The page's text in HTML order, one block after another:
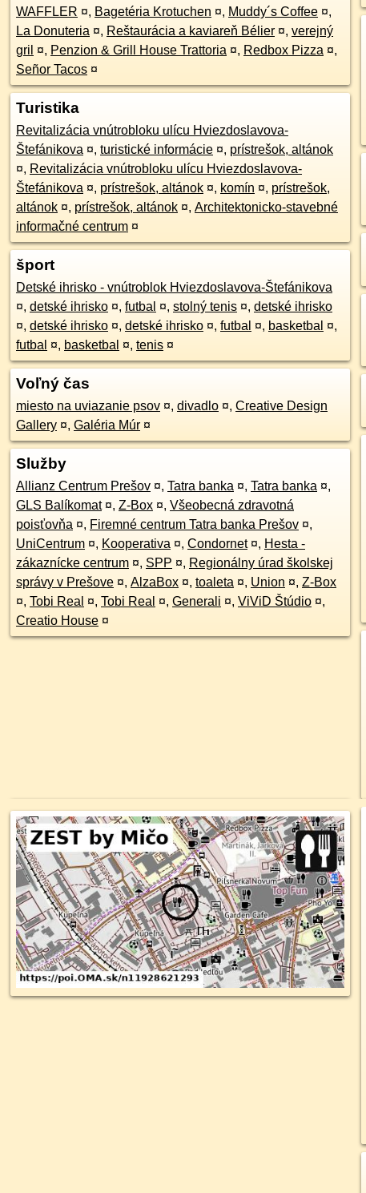
WAFFLER ¤, Bagetéria Krotuchen ¤, Muddy´s Coffee ¤,
La Donuteria ¤, Reštaurácia a kaviareň Bélier ¤, verejný
gril ¤, Penzion & Grill House Trattoria ¤, Redbox Pizza ¤,
Señor Tacos ¤
Turistika
Revitalizácia vnútrobloku ulícu Hviezdoslavova-
Štefánikova ¤, turistické informácie ¤, prístrešok, altánok
¤, Revitalizácia vnútrobloku ulícu Hviezdoslavova-
Štefánikova ¤, prístrešok, altánok ¤, komín ¤, prístrešok,
altánok ¤, prístrešok, altánok ¤, Architektonicko-stavebné
informačné centrum ¤
šport
Detské ihrisko - vnútroblok Hviezdoslavova-Štefánikova
¤, detské ihrisko ¤, futbal ¤, stolný tenis ¤, detské ihrisko
¤, detské ihrisko ¤, detské ihrisko ¤, futbal ¤, basketbal ¤,
futbal ¤, basketbal ¤, tenis ¤
Voľný čas
miesto na uviazanie psov ¤, divadlo ¤, Creative Design
Gallery ¤, Galéria Múr ¤
Služby
Allianz Centrum Prešov ¤, Tatra banka ¤, Tatra banka ¤,
GLS Balíkomat ¤, Z-Box ¤, Všeobecná zdravotná
poisťovňa ¤, Firemné centrum Tatra banka Prešov ¤,
UniCentrum ¤, Kooperativa ¤, Condornet ¤, Hesta -
zákaznícke centrum ¤, SPP ¤, Regionálny úrad školskej
správy v Prešove ¤, AlzaBox ¤, toaleta ¤, Union ¤, Z-Box
¤, Tobi Real ¤, Tobi Real ¤, Generali ¤, ViViD Štúdio ¤,
Creatio House ¤